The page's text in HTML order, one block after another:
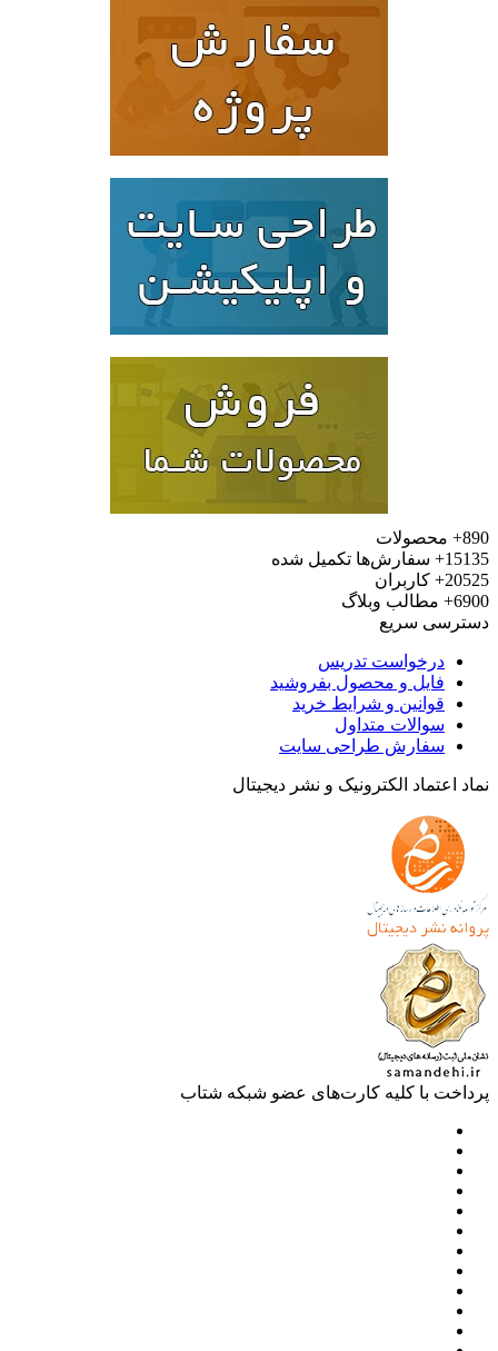
محصولات
سفارش‌ها تکمیل شده
کاربران
مطالب وبلاگ
سریع
درخواست تدریس
فایل و محصول بفروشید
قوانین و شرایط خرید
سوالات متداول
سفارش طراحی سایت
اعتماد الکترونیک و نشر دیجیتال
با کلیه کارت‌های عضو شبکه شتاب